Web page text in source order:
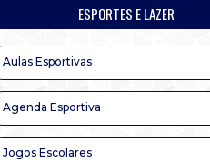
ESPORTES E LAZER
Aulas Esportivas
Agenda Esportiva
Jogos Escolares